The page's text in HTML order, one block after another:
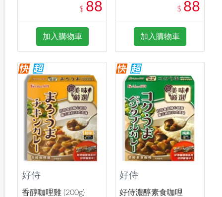
$ 88
加入購物車
$ 88
加入購物車
好侍
香醇咖哩雞 (200g)
好侍
好侍濃醇素食咖哩